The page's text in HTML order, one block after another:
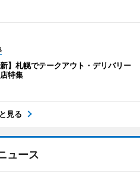
新】札幌でテークアウト・デリバリー
特集
見る
ュース